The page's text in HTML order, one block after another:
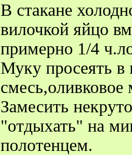
В стакане
вилочкой яйцо
примерно 1/4
Муку просеять в
Замесить
"отдыхать" на
полотенцем.